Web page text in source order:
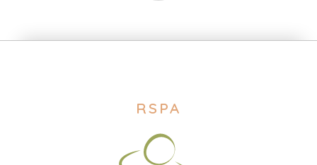
RSPA